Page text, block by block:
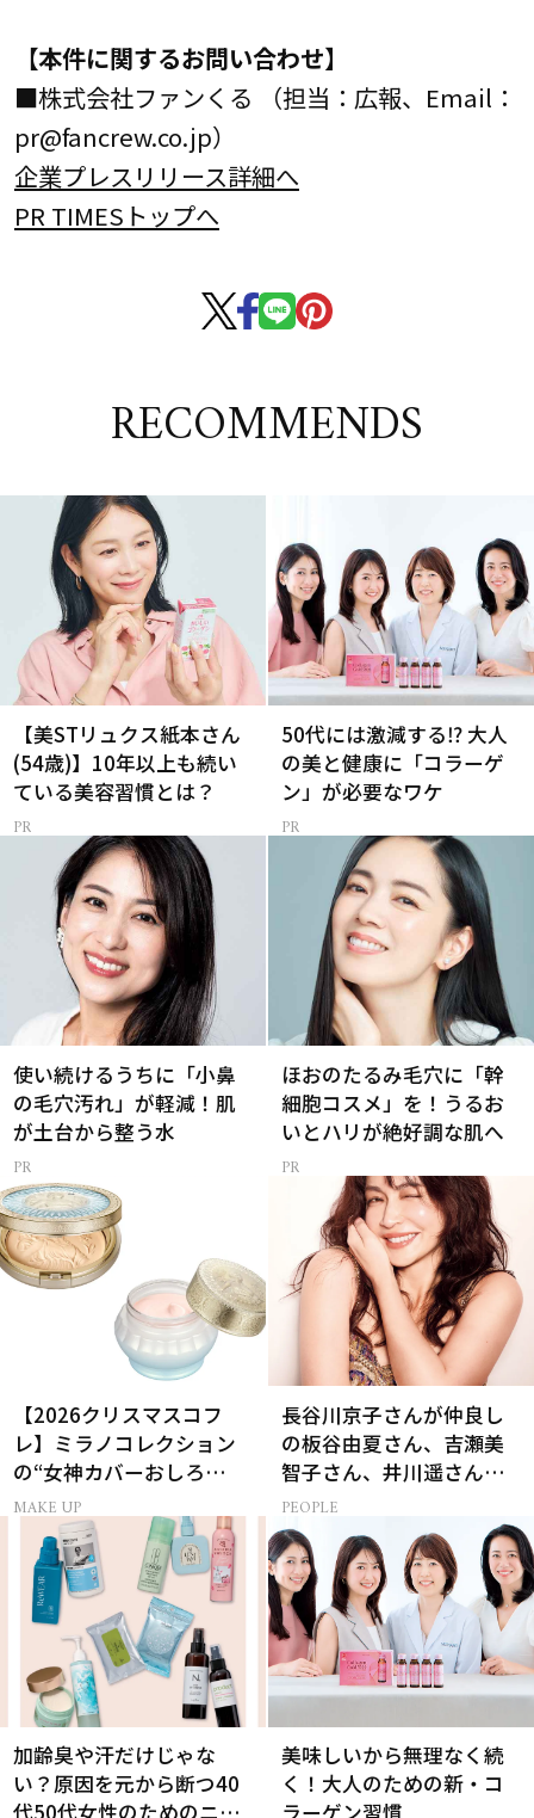
【本件に関するお問い合わせ】
■株式会社ファンくる （担当：広報、Email：
pr@fancrew.co.jp）
企業プレスリリース詳細へ
PR TIMESトップへ
RECOMMENDS
【美STリュクス紙本さん
(54歳)】10年以上も続い
ている美容習慣とは？
50代には激減する⁉ 大人
の美と健康に「コラーゲ
ン」が必要なワケ
使い続けるうちに「小鼻
の毛穴汚れ」が軽減！肌
が土台から整う水
ほおのたるみ毛穴に「幹
細胞コスメ」を！うるお
いとハリが絶好調な肌へ
【2026クリスマスコフ
レ】ミラノコレクション
の“女神カバーおしろ
い”で主役に！
MAKE UP
長谷川京子さんが仲良し
の板谷由夏さん、吉瀬美
智子さん、井川遥さんと
集まる理由は…
PEOPLE
加齢臭や汗だけじゃな
い？原因を元から断つ40
美味しいから無理なく続
く！大人のための新・コ